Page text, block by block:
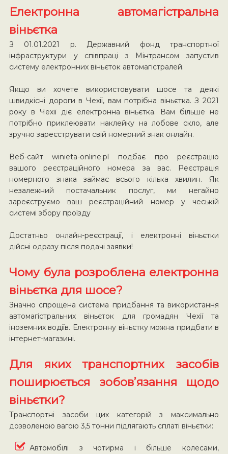
Електронна автомагістральна
віньєтка
З 01.01.2021 р. Державний фонд транспортної
інфраструктури у співпраці з Мінтрансом запустив
систему електронних віньєток автомагістралей.
Якщо ви хочете використовувати шосе та деякі
швидкісні дороги в Чехії, вам потрібна віньєтка. З 2021
року в Чехії діє електронна віньєтка. Вам більше не
потрібно приклеювати наклейку на лобове скло, але
зручно зареєструвати свій номерний знак онлайн.
Веб-сайт winieta-online.pl подбає про реєстрацію
вашого реєстраційного номера за вас. Реєстрація
номерного знака займає всього кілька хвилин. Як
незалежний постачальник послуг, ми негайно
зареєструємо ваш реєстраційний номер у чеській
системі збору проїзду
Достатньо онлайн-реєстрації, і електронні віньєтки
дійсні одразу після подачі заявки!
Чому була розроблена електронна
віньєтка для шосе?
Значно спрощена система придбання та використання
автомагістральних віньєток для громадян Чехії та
іноземних водіїв. Електронну віньєтку можна придбати в
інтернет-магазині.
Для яких транспортних засобів
поширюється зобов’язання щодо
віньєтки?
Транспортні засоби цих категорій з максимально
дозволеною вагою 3,5 тонни підлягають сплаті віньєтки:
Автомобілі з чотирма і більше колесами,